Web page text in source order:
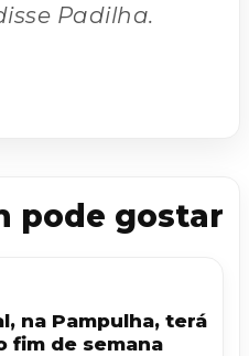
Padilha.
pode gostar
na Pampulha, terá
fim de semana